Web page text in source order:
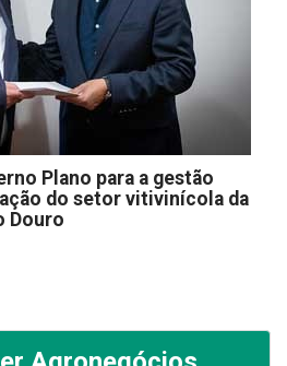
Plano para a gestão
do setor vitivinícola da
Douro